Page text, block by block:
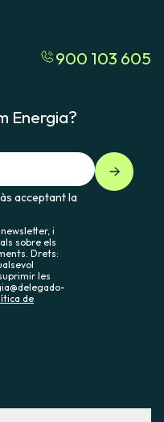
900 103 605
Energia?
acceptant la
i
sobre els
Drets:
les
de